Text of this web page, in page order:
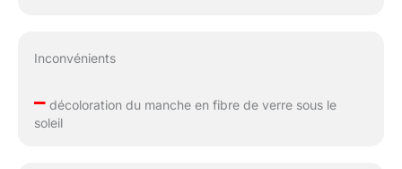
Inconvénients
–décoloration du manche en fibre de verre sous le
soleil